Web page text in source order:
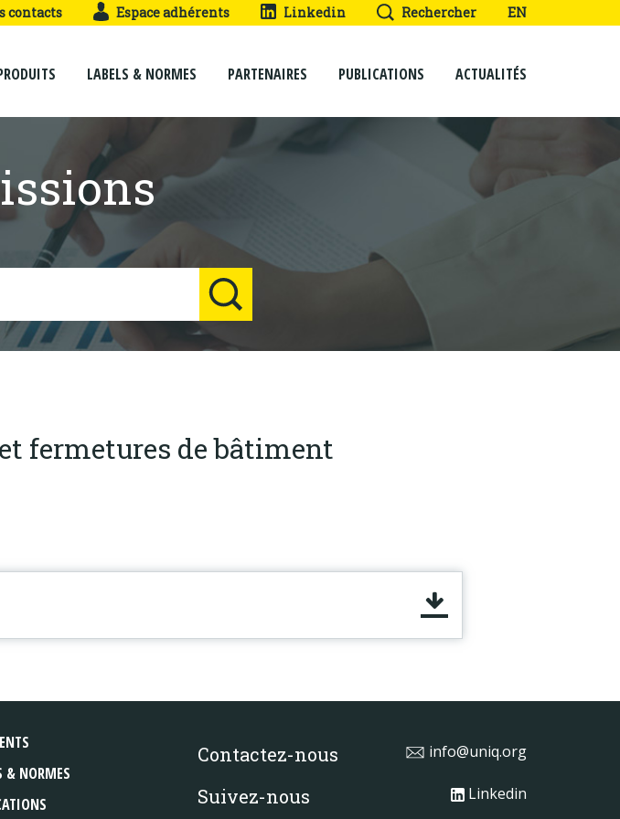
contacts Espace adhérents Linkedin Rechercher EN
LABELS & NORMES PARTENAIRES PUBLICATIONS ACTUALITÉS
fermetures de bâtiment
& NORMES
Contactez-nous info@uniq.org
Suivez-nous Linkedin